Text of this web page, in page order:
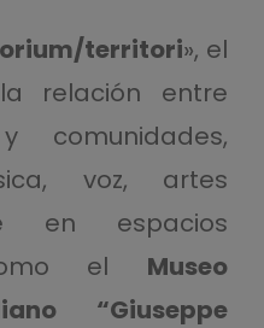
territori», el
relación entre
comunidades,
voz, artes
en espacios
el Museo
“Giuseppe